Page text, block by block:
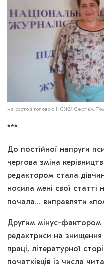
на фото з головою НСЖУ Сергієм
***
До постійної напруги
чергова зміна
редактором стала
носила мені свої статті
почала… виправляти
Другим мінус-фактором
редактриси на
праці, літературної
початківців із числа